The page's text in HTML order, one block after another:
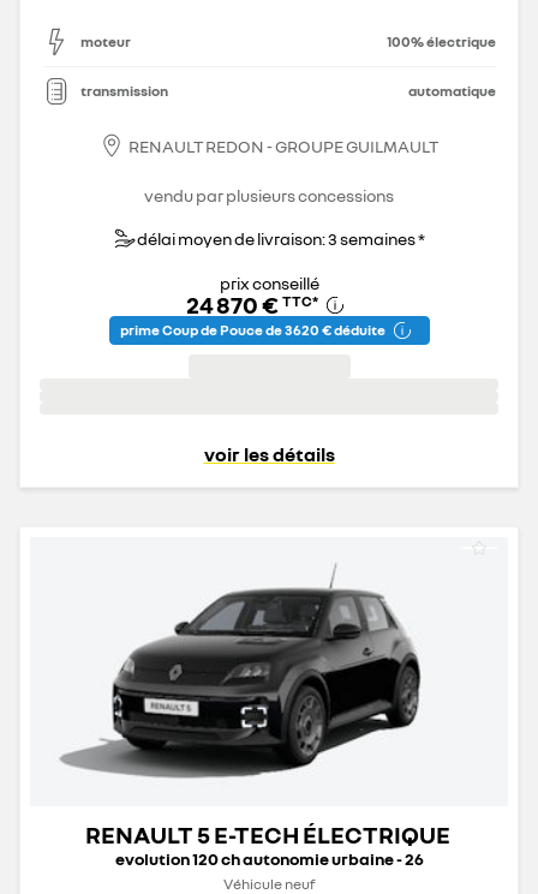
moteur 100% électrique
transmission automatique
RENAULT REDON - GROUPE GUILMAULT
vendu par plusieurs concessions
délai moyen de livraison: 3 semaines *
prix conseillé
24 870 € TTC*
prime Coup de Pouce de 3 620 € déduite
voir les détails
RENAULT 5 E-TECH ÉLECTRIQUE
evolution 120 ch autonomie urbaine - 26
Véhicule neuf